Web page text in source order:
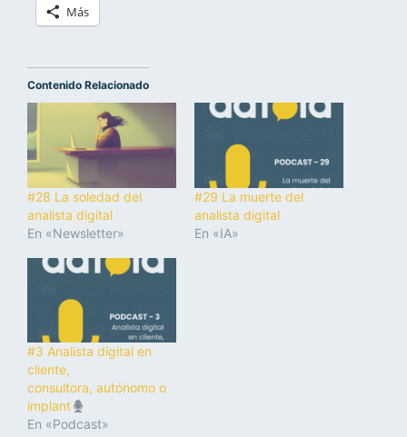
Más
Contenido Relacionado
#28 La soledad del
analista digital
En «Newsletter»
#29 La muerte del
analista digital
En «IA»
#3 Analista digital en
cliente,
consultora, autónomo o
implant
En «Podcast»